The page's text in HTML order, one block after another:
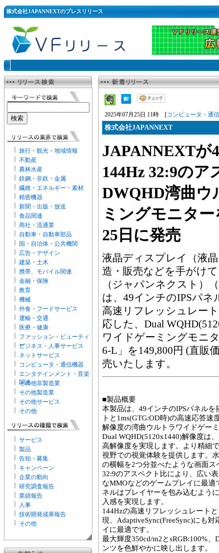
株式会社JAPANNEXTのプレスリリース
旅行・観光・地域情報
不動産
農林水産
鉄鋼・非鉄・金属
繊維・エネルギー・素材
精密機器
新聞・出版・放送
食品関連
商社・流通業
自動車・自動車部品
国・自治体・公共機関
広告・デザイン
建築・土木
携帯、モバイル関連
金融・保険
教育
機械
外食・フードサービス
運輸・交通
医療・健康
ファッション・ビューティ
ー
ビジネス・人事サービス
ネットサービス
コンピュータ・通信機器
エンタテインメント・音楽
関連
その他非製造業
その他製造業
その他サービス
その他
サービス
製品
告知・募集
キャンペーン
企業の動向
研究調査報告
業績報告
人事
技術開発成果報告
その他
2025年07月25日 11時 [コンピュータ・通
株式会社JAPANNEXT
JAPANNEXTが
144Hz 32:9のア
DWQHD湾曲ウ
ミングモニター
25日に発売
液晶ディスプレイ（液
造・販売などを手がけ
（ジャパンネクスト）
は、49インチのIPSパネ
高速リフレッシュレー
応した、Dual
ワイドゲーミングモニタ
6-L」を149,800円 (直販
売いたします。
■製品概要
本製品は、49インチのIPSパネル
トと1ms(GTG:OD時)の高速応答
解像度の湾曲ウルトラワイドゲー
Dual WQHD(5120x1440)解像度は
高解像度を実現します。より精細
視野での視覚体験を提供します。
の横幅を2つ分並べたような画面
32:9のアスペクト比により、広い
なMMOなどのゲームプレイに最適
ネルはプレイヤーを包み込むよう
入感を実現します。
144Hzの高速リフレッシュレート
現、AdaptiveSync(FreeSync)にも
イに最適です。
最大輝度350cd/m2とsRGB:100%
ンツを色鮮やかに映し出します。